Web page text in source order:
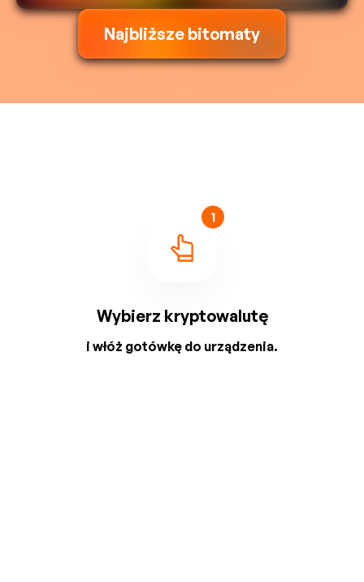
Najbliższe bitomaty
1
Wybierz kryptowalutę
i włóż gotówkę do urządzenia.